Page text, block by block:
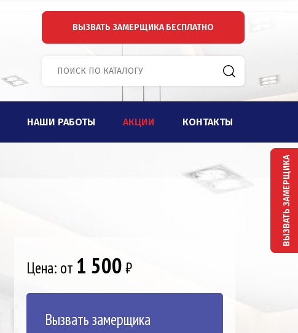
ВЫЗВАТЬ ЗАМЕРЩИКАБЕСПЛАТНО
НАШИ РАБОТЫ АКЦИИ КОНТАКТЫ
ВЫЗВАТЬ ЗАМЕРЩИКА
Цена: от 1 500₽
Вызвать замерщика